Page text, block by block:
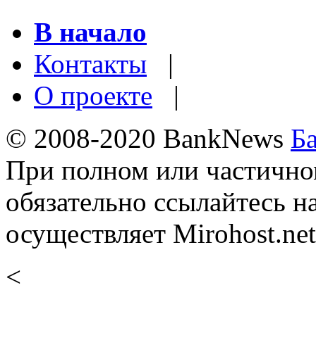
В начало
Контакты |
О проекте |
© 2008-2020 BankNews
При полном или
обязательно ссылайтесь
осуществляет
<